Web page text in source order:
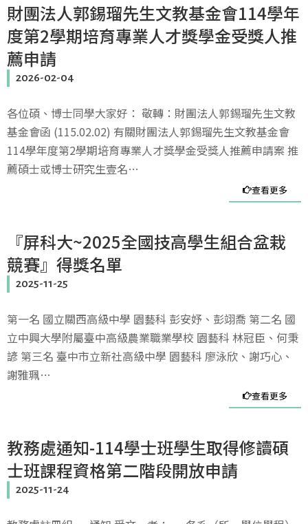
財團法人郭錫瑠先生文教基金會114學年
度第2學期培育專業人才獎學金受獎人推
薦申請
2026-02-04
各位碩、博士同學大家好： 敬轉：財團法人郭錫瑠先生文教
基金會函 (115.02.02) 有關財團法人郭錫瑠先生文教基金會
114學年度第2學期培育專業人才獎學金受獎人推薦申請案 推
薦碩士或博士研究生壹名…
查看更多
『屏科大~2025全國技高學生組合盆栽
競賽』得獎名單
2025-11-25
第一名 國立關西高級中學 園藝科 彭安妤、彭翊喬 第二名 國
立中興大學附屬臺中高級農業職業學校 園藝科 林冠臣、何秉
諺 第三名 臺中市立新社高級中學 園藝科 廖泳欣、謝巧心、
謝雅珮…
查看更多
教務處通知-114學士班學生取得修讀碩
士班課程資格第二階段開放申請
2025-11-24